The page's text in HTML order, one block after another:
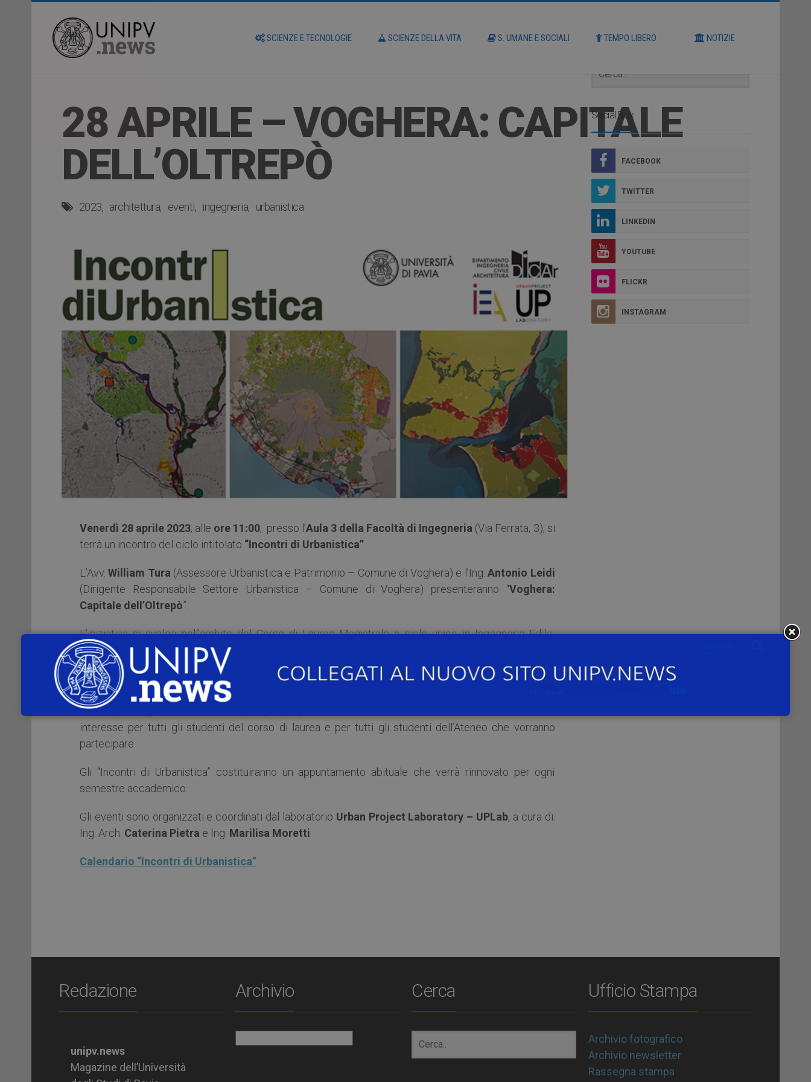
SCIENZE E TECNOLOGIE SCIENZE DELLA VITA S. UMANE E SOCIALI TEMPO LIBERO NOTIZIE
28 APRILE – VOGHERA: CAPITALE
DELL’OLTREPÒ
2023 architettura eventi ingegneria urbanistica
Venerdì 28 aprile 2023, alle ore 11:00, presso l’Aula 3 della Facoltà di Ingegneria (Via Ferrata, 3), si
terrà un incontro del ciclo intitolato “Incontri di Urbanistica”
L’Avv.William Tura (Assessore Urbanistica e Patrimonio – Comune di Voghera) e l’Ing.Antonio Leidi
(Dirigente Responsabile Settore Urbanistica – Comune di Voghera) presenteranno “Voghera:
Capitale dell’Oltrepò”.
L’iniziativa si svolge nell’ambito del Corso di Laurea Magistrale a ciclo unico in Ingegneria Edile-
Architettura (Presidente Prof.
Roberto De Lotto
(Prof.Roberto De Lotto ), Tecnica Urbanistica del III anno (Prof.Elisabetta Venco), e Urbanistica del
IV anno (Proff.Augusto Allegrini Massimo CorsicoeCaterina Pietra).
Partecipano agli incontri diversi ospiti per proporre temi di scala territoriale e urbanistica, di sicuro
interesse per tutti gli studenti del corso di laurea e per tutti gli studenti dell’Ateneo che vorranno
partecipare.
Gli “Incontri di Urbanistica” costituiranno un appuntamento abituale che verrà rinnovato per ogni
semestre accademico.
Gli eventi sono organizzati e coordinati dal laboratorio Urban Project Laboratory – UPLab, a cura di:
Ing. Arch. Caterina Pietra e Ing. Marilisa Moretti
Calendario “Incontri di Urbanistica”
Social Box
FACEBOOK
TWITTER
LINKEDIN
YOUTUBE
FLICKR
INSTAGRAM
Redazione
unipv.news
Magazine dell’Università
Archivio Cerca Ufficio Stampa
Archivio fotografico
Archivio newsletter
Rassegna stampa